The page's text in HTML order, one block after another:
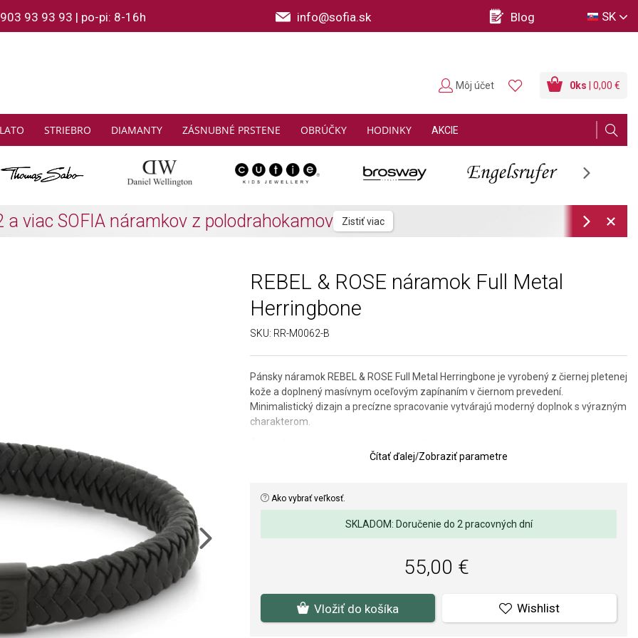
93 93 93 | po-pi: 8-16h info@sofia.sk Blog SK
STRIEBRO DIAMANTY ZÁSNUBNÉ PRSTENE OBRÚČKY HODINKY AKCIE
0ks | 0,00 €
Môj účet
SABO: Zbierajte a ušetrite Zistiť viac
REBEL & ROSE náramok Full Metal
Herringbone
SKU: RR-M0062-B
Pánsky náramok REBEL & ROSE Full Metal Herringbone je vyrobený z čiernej pletenej
kože a doplnený masívnym oceľovým zapínaním v čiernom prevedení.
Minimalistický dizajn a precízne spracovanie vytvárajú moderný doplnok s výrazným
charakterom.
každodenným aj formálnejším outfitom. Náramok je ideálnou voľbou pre mužov,
Šírka náramku: 9 mm.
Dĺžka náramku: 19 cm.
Čítať ďalej/Zobraziť parametre
Ako vybrať veľkosť.
SKLADOM: Doručenie do 2 pracovných dní
55,00 €
Vložiť do košíka Wishlist